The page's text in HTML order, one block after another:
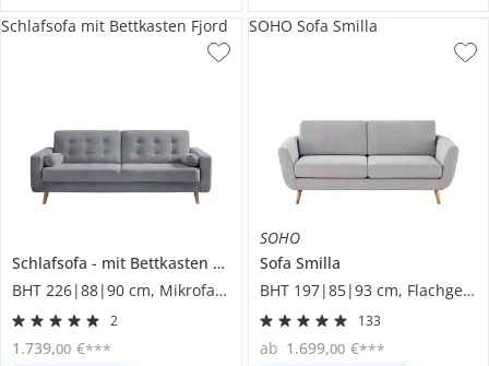
Schlafsofa mit Bettkasten
Fjord
BHT 226|88|90 cm, Mikrofaser
2
1.739,00 €***
Schlafsofa mit Bettkasten Fjord
SOHO
Sofa Smilla
BHT 197|85|93 cm, Flachgewebe
133
ab 1.699,00 €***
SOHO Sofa Smilla